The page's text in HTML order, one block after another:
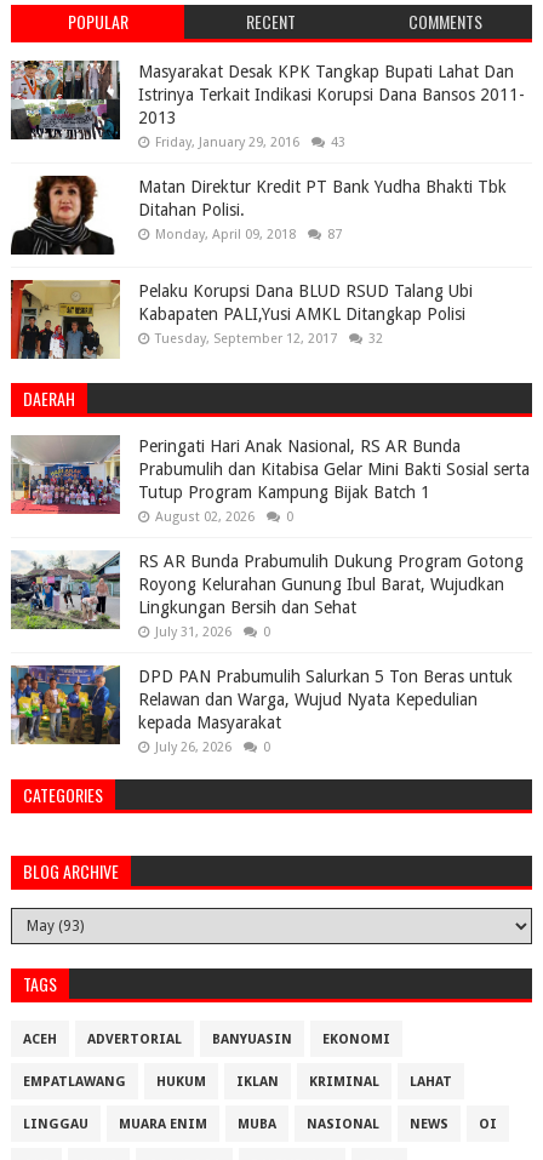
POPULAR RECENT COMMENTS
Masyarakat Desak KPK Tangkap Bupati Lahat Dan
Istrinya Terkait Indikasi Korupsi Dana Bansos 2011-
2013
Friday, January 29, 2016 43
Matan Direktur Kredit PT Bank Yudha Bhakti Tbk
Ditahan Polisi.
Monday, April 09, 2018 87
Pelaku Korupsi Dana BLUD RSUD Talang Ubi
Kabapaten PALI,Yusi AMKL Ditangkap Polisi
Tuesday, September 12, 2017 32
DAERAH
Peringati Hari Anak Nasional, RS AR Bunda
Prabumulih dan Kitabisa Gelar Mini Bakti Sosial serta
Tutup Program Kampung Bijak Batch 1
August 02, 2026 0
RS AR Bunda Prabumulih Dukung Program Gotong
Royong Kelurahan Gunung Ibul Barat, Wujudkan
Lingkungan Bersih dan Sehat
July 31, 2026 0
DPD PAN Prabumulih Salurkan 5 Ton Beras untuk
Relawan dan Warga, Wujud Nyata Kepedulian
kepada Masyarakat
July 26, 2026 0
CATEGORIES
BLOG ARCHIVE
TAGS
ACEH ADVERTORIAL BANYUASIN EKONOMI
EMPATLAWANG HUKUM IKLAN KRIMINAL LAHAT
LINGGAU MUARA ENIM MUBA NASIONAL NEWS OI